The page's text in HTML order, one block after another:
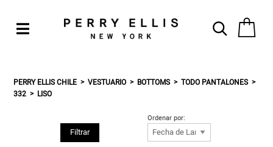
PERRY ELLIS CHILE VESTUARIO BOTTOMS
TODO PANTALONES
332
LISO
Filtrar
Ordenar por: